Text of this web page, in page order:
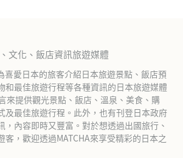
文化、飯店資訊旅遊媒體
喜愛日本的旅客介紹日本旅遊景點、飯店預
和最佳旅遊行程等各種資訊的日本旅遊媒體
來提供觀光景點、飯店、溫泉、美食、購
及最佳旅遊行程。此外，也有刊登日本政府
，內容即時又豐富。對於想透過出國旅行、
客，歡迎透過MATCHA來享受精彩的日本之